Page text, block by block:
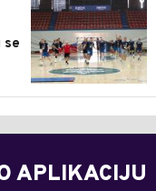
se
APLIKACIJU